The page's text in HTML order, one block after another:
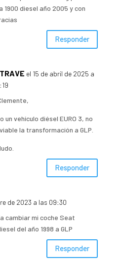
1900 diesel año 2005 y con
Responder
el 15 de abril de 2025 a
un vehículo diésel EURO 3, no
la transformación a GLP.
Responder
de 2023 a las 09:30
cambiar mi coche Seat
del año 1998 a GLP
Responder